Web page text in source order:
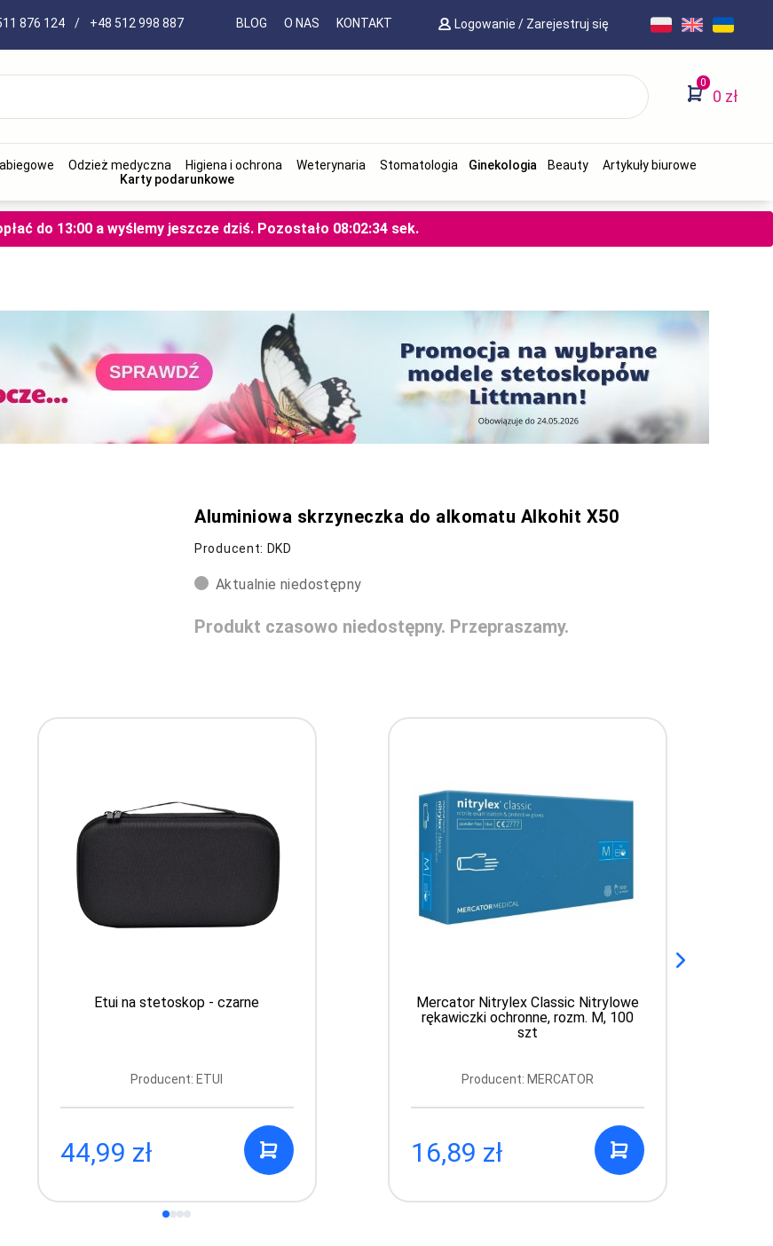
876 124 / +48 512 998 887 BLOG O NAS KONTAKT Logowanie / Zarejestruj się
0
0 zł
Odzież medyczna Higiena i ochrona Weterynaria Stomatologia Ginekologia Beauty
Artykuły biurowe
Karty podarunkowe
do 13:00 a wyślemy jeszcze dziś. Pozostało 08:02:33 sek.
Aluminiowa skrzyneczka do alkomatu Alkohit X50
Producent: DKD
Aktualnie niedostępny
Produkt czasowo niedostępny. Przepraszamy.
Etui na stetoskop - czarne
Producent: ETUI
44,99 zł
Mercator Nitrylex Classic Nitrylowe
rękawiczki ochronne, rozm. M, 100
szt
Producent: MERCATOR
16,89 zł